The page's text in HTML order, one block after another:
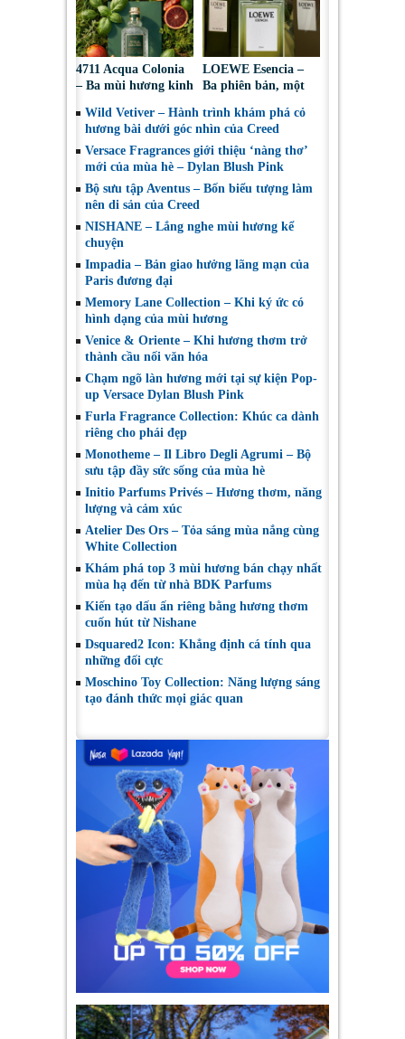
4711 Acqua Colonia
– Ba mùi hương kinh
nắng ấm
LOEWE Esencia –
Ba phiên bản, một
vượt thời gian
Wild Vetiver – Hành trình khám phá cỏ
hương bài dưới góc nhìn của Creed
Versace Fragrances giới thiệu ‘nàng thơ’
mới của mùa hè – Dylan Blush Pink
Bộ sưu tập Aventus – Bốn biểu tượng làm
nên di sản của Creed
NISHANE – Lắng nghe mùi hương kể
chuyện
Impadia – Bản giao hưởng lãng mạn của
Paris đương đại
Memory Lane Collection – Khi ký ức có
hình dạng của mùi hương
Venice & Oriente – Khi hương thơm trở
thành cầu nối văn hóa
Chạm ngõ làn hương mới tại sự kiện Pop-
up Versace Dylan Blush Pink
Furla Fragrance Collection: Khúc ca dành
riêng cho phái đẹp
Monotheme – Il Libro Degli Agrumi – Bộ
sưu tập đầy sức sống của mùa hè
Initio Parfums Privés – Hương thơm, năng
lượng và cảm xúc
Atelier Des Ors – Tỏa sáng mùa nắng cùng
White Collection
Khám phá top 3 mùi hương bán chạy nhất
mùa hạ đến từ nhà BDK Parfums
Kiến tạo dấu ấn riêng bằng hương thơm
cuốn hút từ Nishane
Dsquared2 Icon: Khẳng định cá tính qua
những đối cực
Moschino Toy Collection: Năng lượng sáng
tạo đánh thức mọi giác quan